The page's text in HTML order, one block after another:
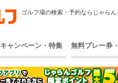
ゴルフ場の検索・予約ならじゃらん
キャンペーン・特集 無料プレー券